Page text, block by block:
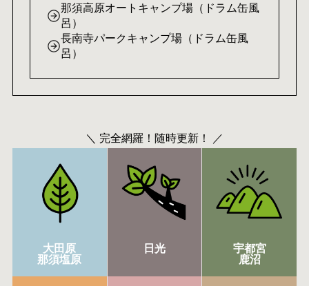
那須高原オートキャンプ場（ドラム缶風
呂）
長南寺パークキャンプ場（ドラム缶風
呂）
＼ 完全網羅！随時更新！ ／
大田原
那須塩原
日光
宇都宮
鹿沼